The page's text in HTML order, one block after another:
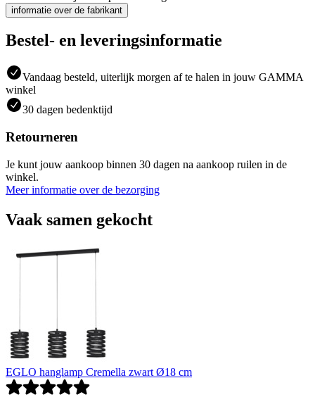
informatie over de fabrikant
Bestel- en leveringsinformatie
Vandaag besteld, uiterlijk morgen af te halen in jouw GAMMA
winkel
30 dagen bedenktijd
Retourneren
Je kunt jouw aankoop binnen 30 dagen na aankoop ruilen in de
winkel.
Meer informatie over de bezorging
Vaak samen gekocht
EGLO hanglamp Cremella zwart Ø18 cm